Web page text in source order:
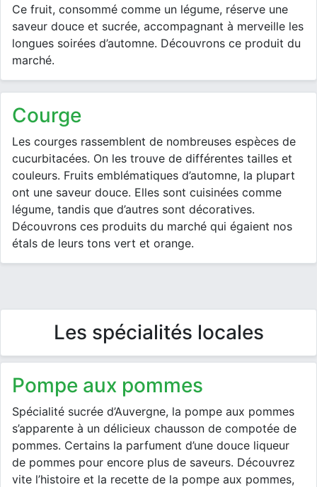
Ce fruit, consommé comme un légume, réserve une
saveur douce et sucrée, accompagnant à merveille les
longues soirées d’automne. Découvrons ce produit du
marché.
courge
Les courges rassemblent de nombreuses espèces de
cucurbitacées. On les trouve de différentes tailles et
couleurs. Fruits emblématiques d’automne, la plupart
ont une saveur douce. Elles sont cuisinées comme
légume, tandis que d’autres sont décoratives.
Découvrons ces produits du marché qui égaient nos
étals de leurs tons vert et orange.
Les spécialités locales
pompe aux pommes
Spécialité sucrée d’Auvergne, la pompe aux pommes
s’apparente à un délicieux chausson de compotée de
pommes. Certains la parfument d’une douce liqueur
de pommes pour encore plus de saveurs. Découvrez
vite l’histoire et la recette de la pompe aux pommes,